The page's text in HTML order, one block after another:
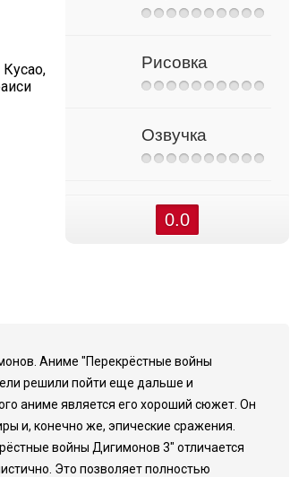
Рисовка
Озвучка
0.0
Аниме "Перекрёстные войны
решили пойти еще дальше и
аниме является его хороший сюжет. Он
и, конечно же, эпические сражения.
войны Дигимонов 3" отличается
Это позволяет полностью